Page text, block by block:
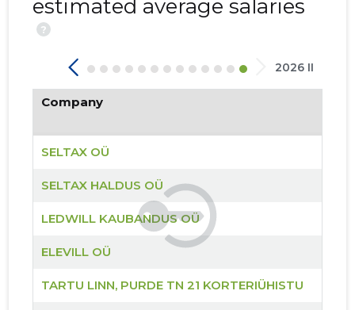
estimated average salaries
?
2026 II
Company
SELTAX OÜ
SELTAX HALDUS OÜ
LEDWILL KAUBANDUS OÜ
ELEVILL OÜ
TARTU LINN, PURDE TN 21 KORTERIÜHISTU